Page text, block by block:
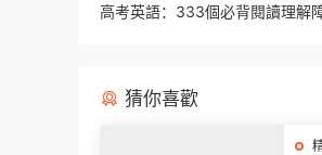
高考英語：333個必背閱讀理解
猜你喜歡